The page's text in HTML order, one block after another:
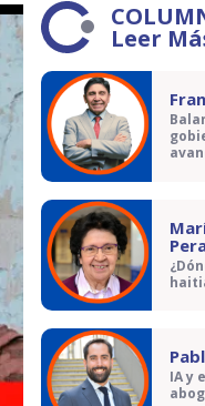
Leer
IA y